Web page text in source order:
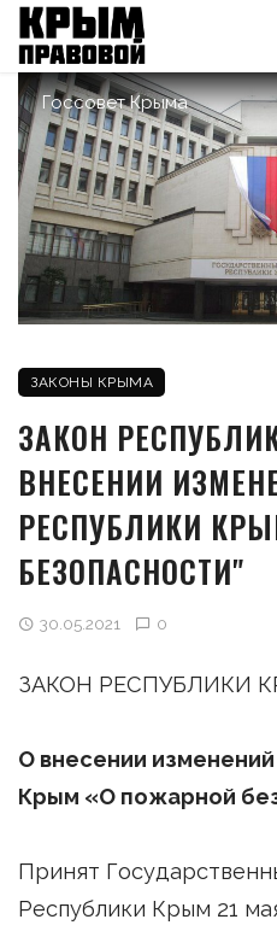
Госсовет Крыма
ЗАКОНЫ КРЫМА
ЗАКОН
ВНЕСЕНИИ
РЕСПУБЛИКИ
БЕЗОПАСНОСТИ"
30.05.2021 0
ЗАКОН РЕСПУБЛИКИ
О внесении
Крым «О пожарной
Принят
Республики Крым 21